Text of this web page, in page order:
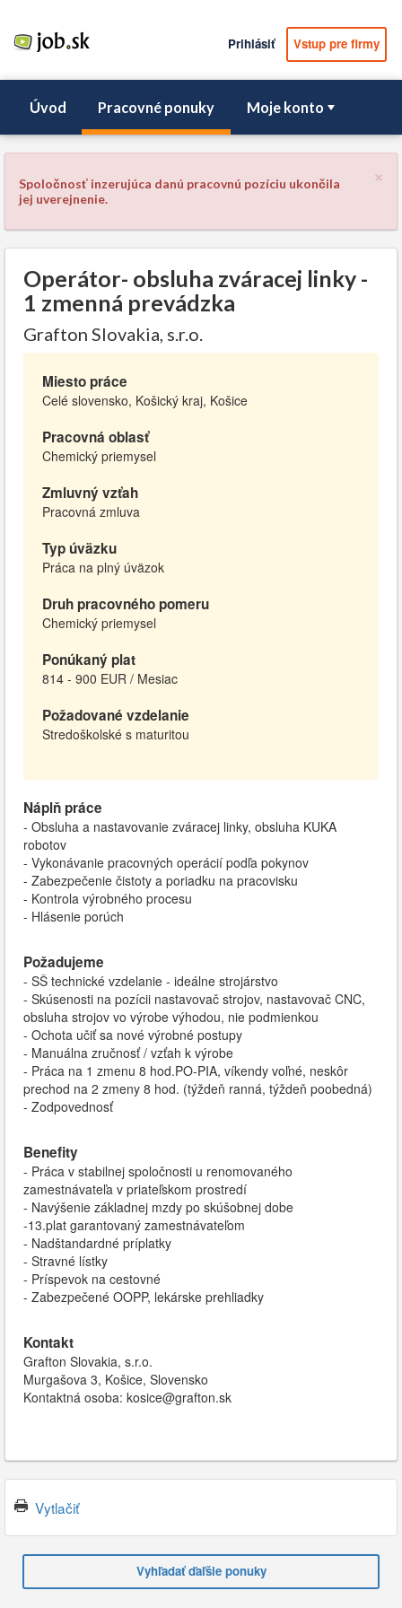
Prihlásiť Vstup pre firmy
Úvod Pracovné ponuky Moje konto
×
Spoločnosť inzerujúca danú pracovnú pozíciu ukončila
jej uverejnenie.
Operátor- obsluha zváracej linky -
1 zmenná prevádzka
Grafton Slovakia, s.r.o.
Miesto práce
Celé slovensko, Košický kraj, Košice
Pracovná oblasť
Chemický priemysel
Zmluvný vzťah
Pracovná zmluva
Typ úväzku
Práca na plný úväzok
Druh pracovného pomeru
Chemický priemysel
Ponúkaný plat
814 - 900 EUR / Mesiac
Požadované vzdelanie
Stredoškolské s maturitou
Náplň práce
- Obsluha a nastavovanie zváracej linky, obsluha KUKA
robotov
- Vykonávanie pracovných operácií podľa pokynov
- Zabezpečenie čistoty a poriadku na pracovisku
- Kontrola výrobného procesu
- Hlásenie porúch
Požadujeme
- SŠ technické vzdelanie - ideálne strojárstvo
- Skúsenosti na pozícii nastavovač strojov, nastavovač CNC,
obsluha strojov vo výrobe výhodou, nie podmienkou
- Ochota učiť sa nové výrobné postupy
- Manuálna zručnosť / vzťah k výrobe
- Práca na 1 zmenu 8 hod.PO-PIA, víkendy voľné, neskôr
prechod na 2 zmeny 8 hod. (týždeň ranná, týždeň poobedná)
- Zodpovednosť
Benefity
- Práca v stabilnej spoločnosti u renomovaného
zamestnávateľa v priateľskom prostredí
- Navýšenie základnej mzdy po skúšobnej dobe
-13.plat garantovaný zamestnávateľom
- Nadštandardné príplatky
- Stravné lístky
- Príspevok na cestovné
- Zabezpečené OOPP, lekárske prehliadky
Kontakt
Grafton Slovakia, s.r.o.
Murgašova 3, Košice, Slovensko
Kontaktná osoba: kosice@grafton.sk
Vytlačiť
Vyhľadať ďaľšie ponuky